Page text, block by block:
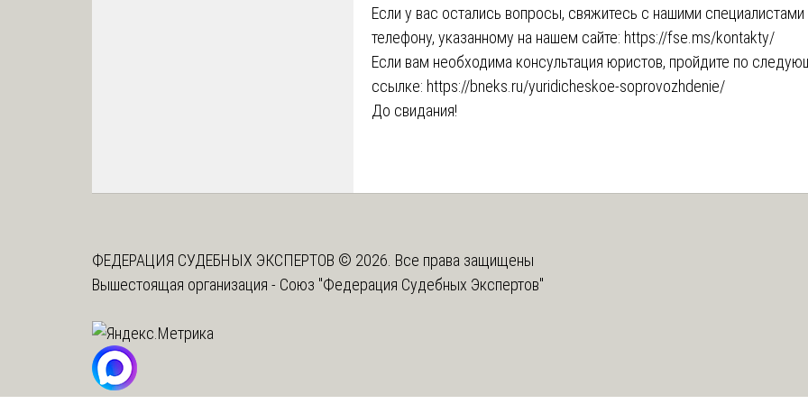
Если у вас остались вопросы, свяжитесь с нашими специалистами
телефону, указанному на нашем сайте: https://fse.ms/kontakty/
Если вам необходима консультация юристов, пройдите по
ссылке: https://bneks.ru/yuridicheskoe-soprovozhdenie/
До свидания!
ФЕДЕРАЦИЯ СУДЕБНЫХ ЭКСПЕРТОВ © 2026. Все права защищены
Вышестоящая организация - Союз "Федерация Судебных Экспертов"